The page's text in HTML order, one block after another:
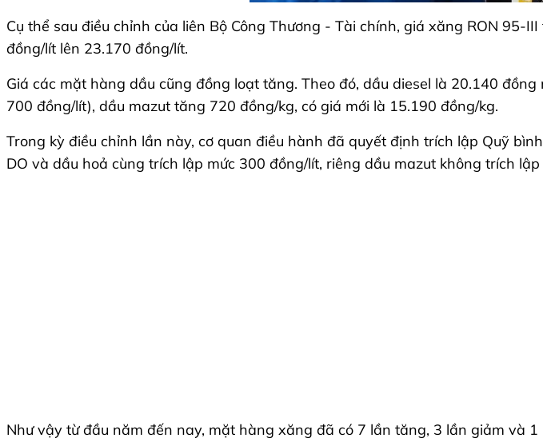
Cụ thể sau điều chỉnh của liên Bộ Công Thương - Tài chính, giá xăng RON
đồng/lít lên 23.170 đồng/lít.
Giá các mặt hàng dầu cũng đồng loạt tăng. Theo đó, dầu diesel là 20.140
700 đồng/lít), dầu mazut tăng 720 đồng/kg, có giá mới là 15.190 đồng/kg.
Trong kỳ điều chỉnh lần này, cơ quan điều hành đã quyết định trích lập Quỹ
DO và dầu hoả cùng trích lập mức 300 đồng/lít, riêng dầu mazut không trích
Như vậy từ đầu năm đến nay, mặt hàng xăng đã có 7 lần tăng, 3 lần giảm và 1